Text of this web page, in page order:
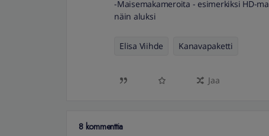
-Maisemakameroita - esimerkiksi HD-
näin aluksi
Elisa Viihde Kanavapaketti
Jaa
8 kommenttia